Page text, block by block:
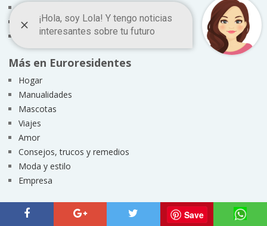
Leer la mano
Tarot Gratis
Interesante y curioso
Más en Euroresidentes
Hogar
Manualidades
Mascotas
Viajes
Amor
Consejos, trucos y remedios
Moda y estilo
Empresa
Suscríbete
Save